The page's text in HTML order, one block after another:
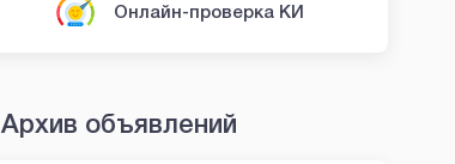
Онлайн-проверка КИ
Архив объявлений